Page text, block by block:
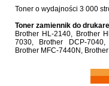
Toner o wydajności 3 000
Toner zamiennik do
Brother HL-2140, Brother
7030, Brother DCP-
Brother MFC-7440N,